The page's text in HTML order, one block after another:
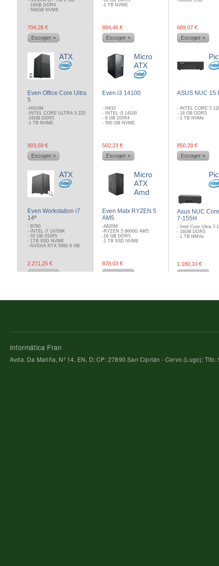
Informática Fran
Avda. Da Mariña, Nº 14, EN, D; CP: 27890 San Ciprián - Cervo (Lugo);